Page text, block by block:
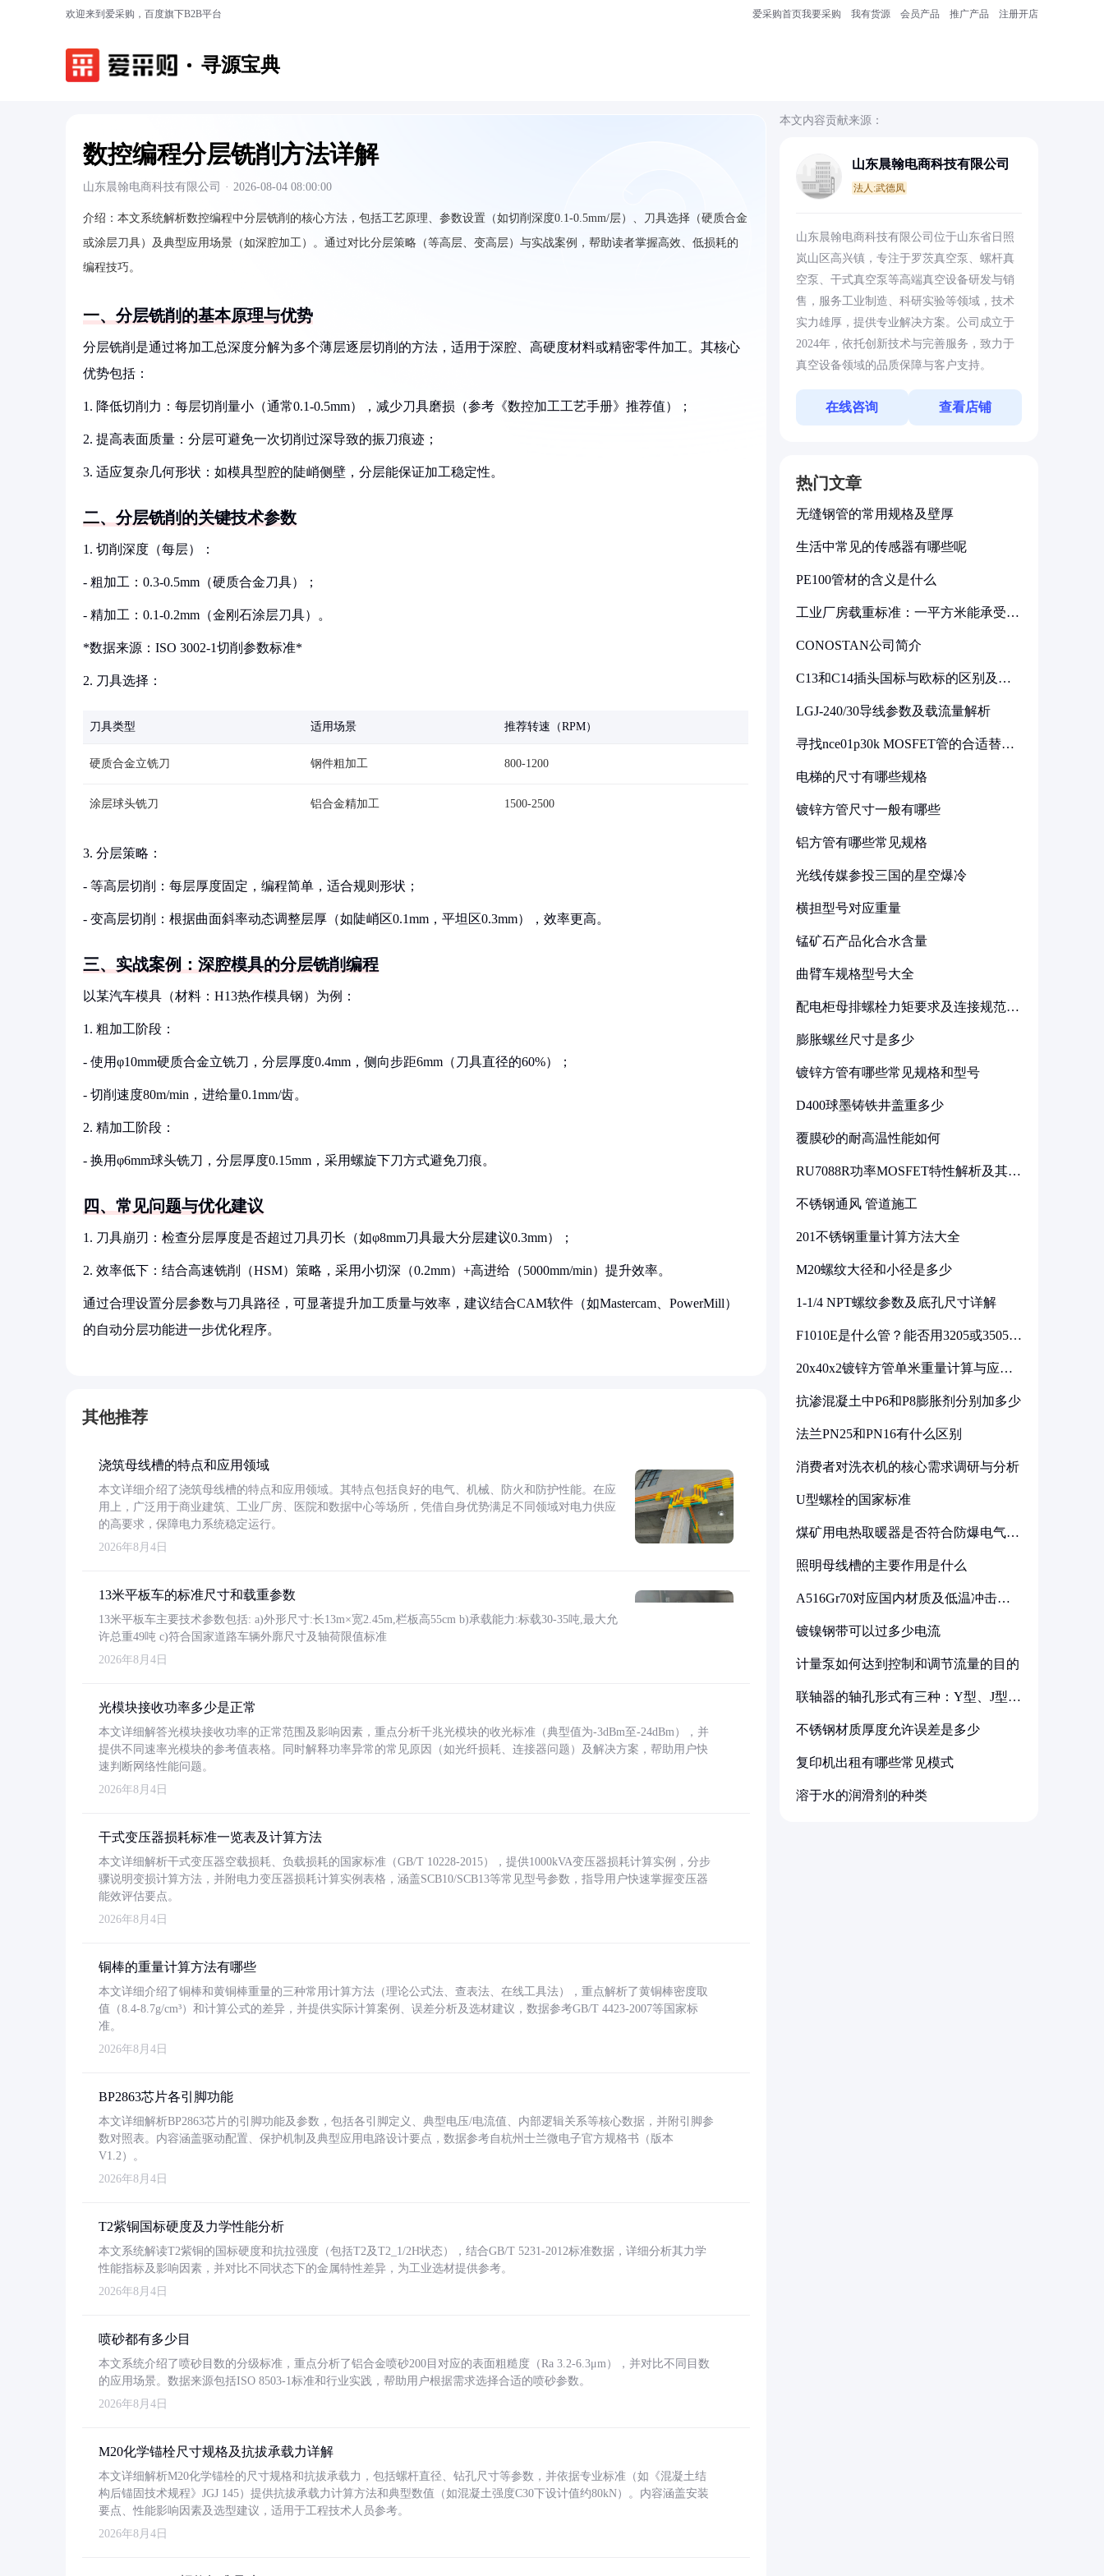
欢迎来到爱采购，百度旗下B2B平台 爱采购首页我要采购 我有货源 会员产品 推广产品 注册开店
寻源宝典
数控编程分层铣削方法详解
山东晨翰电商科技有限公司 · 2026-08-04 08:00:00
介绍： 本文系统解析数控编程中分层铣削的核心方法，包括工艺原理、参数设置（如切削深度0.1-0.5mm/层）、刀具选择（硬质合金
或涂层刀具）及典型应用场景（如深腔加工）。通过对比分层策略（等高层、变高层）与实战案例，帮助读者掌握高效、低损耗的
编程技巧。
一、分层铣削的基本原理与优势
分层铣削是通过将加工总深度分解为多个薄层逐层切削的方法，适用于深腔、高硬度材料或精密零件加工。其核心
优势包括：
1. 降低切削力：每层切削量小（通常0.1-0.5mm），减少刀具磨损（参考《数控加工工艺手册》推荐值）；
2. 提高表面质量：分层可避免一次切削过深导致的振刀痕迹；
3. 适应复杂几何形状：如模具型腔的陡峭侧壁，分层能保证加工稳定性。
二、分层铣削的关键技术参数
1. 切削深度（每层）：
- 粗加工：0.3-0.5mm（硬质合金刀具）；
- 精加工：0.1-0.2mm（金刚石涂层刀具）。
*数据来源：ISO 3002-1切削参数标准*
2. 刀具选择：
刀具类型 适用场景 推荐转速（RPM）
硬质合金立铣刀 钢件粗加工 800-1200
涂层球头铣刀 铝合金精加工 1500-2500
3. 分层策略：
- 等高层切削：每层厚度固定，编程简单，适合规则形状；
- 变高层切削：根据曲面斜率动态调整层厚（如陡峭区0.1mm，平坦区0.3mm），效率更高。
三、实战案例：深腔模具的分层铣削编程
以某汽车模具（材料：H13热作模具钢）为例：
1. 粗加工阶段：
- 使用φ10mm硬质合金立铣刀，分层厚度0.4mm，侧向步距6mm（刀具直径的60%）；
- 切削速度80m/min，进给量0.1mm/齿。
2. 精加工阶段：
- 换用φ6mm球头铣刀，分层厚度0.15mm，采用螺旋下刀方式避免刀痕。
四、常见问题与优化建议
1. 刀具崩刃：检查分层厚度是否超过刀具刃长（如φ8mm刀具最大分层建议0.3mm）；
2. 效率低下：结合高速铣削（HSM）策略，采用小切深（0.2mm）+高进给（5000mm/min）提升效率。
通过合理设置分层参数与刀具路径，可显著提升加工质量与效率，建议结合CAM软件（如Mastercam、PowerMill）
的自动分层功能进一步优化程序。
其他推荐
浇筑母线槽的特点和应用领域
本文详细介绍了浇筑母线槽的特点和应用领域。其特点包括良好的电气、机械、防火和防护性能。在应
用上，广泛用于商业建筑、工业厂房、医院和数据中心等场所，凭借自身优势满足不同领域对电力供应
的高要求，保障电力系统稳定运行。
2026年8月4日
13米平板车的标准尺寸和载重参数
13米平板车主要技术参数包括: a)外形尺寸:长13m×宽2.45m,栏板高55cm b)承载能力:标载30-35吨,最大允
许总重49吨 c)符合国家道路车辆外廓尺寸及轴荷限值标准
2026年8月4日
光模块接收功率多少是正常
本文详细解答光模块接收功率的正常范围及影响因素，重点分析千兆光模块的收光标准（典型值为-3dBm至-24dBm），并
提供不同速率光模块的参考值表格。同时解释功率异常的常见原因（如光纤损耗、连接器问题）及解决方案，帮助用户快
速判断网络性能问题。
2026年8月4日
干式变压器损耗标准一览表及计算方法
本文详细解析干式变压器空载损耗、负载损耗的国家标准（GB/T 10228-2015），提供1000kVA变压器损耗计算实例，分步
骤说明变损计算方法，并附电力变压器损耗计算实例表格，涵盖SCB10/SCB13等常见型号参数，指导用户快速掌握变压器
能效评估要点。
2026年8月4日
铜棒的重量计算方法有哪些
本文详细介绍了铜棒和黄铜棒重量的三种常用计算方法（理论公式法、查表法、在线工具法），重点解析了黄铜棒密度取
值（8.4-8.7g/cm³）和计算公式的差异，并提供实际计算案例、误差分析及选材建议，数据参考GB/T 4423-2007等国家标
准。
2026年8月4日
BP2863芯片各引脚功能
本文详细解析BP2863芯片的引脚功能及参数，包括各引脚定义、典型电压/电流值、内部逻辑关系等核心数据，并附引脚参
数对照表。内容涵盖驱动配置、保护机制及典型应用电路设计要点，数据参考自杭州士兰微电子官方规格书（版本
V1.2）。
2026年8月4日
T2紫铜国标硬度及力学性能分析
本文系统解读T2紫铜的国标硬度和抗拉强度（包括T2及T2_1/2H状态），结合GB/T 5231-2012标准数据，详细分析其力学
性能指标及影响因素，并对比不同状态下的金属特性差异，为工业选材提供参考。
2026年8月4日
喷砂都有多少目
本文系统介绍了喷砂目数的分级标准，重点分析了铝合金喷砂200目对应的表面粗糙度（Ra 3.2-6.3μm），并对比不同目数
的应用场景。数据来源包括ISO 8503-1标准和行业实践，帮助用户根据需求选择合适的喷砂参数。
2026年8月4日
M20化学锚栓尺寸规格及抗拔承载力详解
本文详细解析M20化学锚栓的尺寸规格和抗拔承载力，包括螺杆直径、钻孔尺寸等参数，并依据专业标准（如《混凝土结
构后锚固技术规程》JGJ 145）提供抗拔承载力计算方法和典型数值（如混凝土强度C30下设计值约80kN）。内容涵盖安装
要点、性能影响因素及选型建议，适用于工程技术人员参考。
2026年8月4日
本文内容贡献来源：
山东晨翰电商科技有限公司
法人:武德凤
山东晨翰电商科技有限公司位于山东省日照
岚山区高兴镇，专注于罗茨真空泵、螺杆真
空泵、干式真空泵等高端真空设备研发与销
售，服务工业制造、科研实验等领域，技术
实力雄厚，提供专业解决方案。公司成立于
2024年，依托创新技术与完善服务，致力于
真空设备领域的品质保障与客户支持。
在线咨询 查看店铺
热门文章
无缝钢管的常用规格及壁厚
生活中常见的传感器有哪些呢
PE100管材的含义是什么
工业厂房载重标准：一平方米能承受多
CONOSTAN公司简介
C13和C14插头国标与欧标的区别及其
LGJ-240/30导线参数及载流量解析
寻找nce01p30k MOSFET管的合适替代
电梯的尺寸有哪些规格
镀锌方管尺寸一般有哪些
铝方管有哪些常见规格
光线传媒参投三国的星空爆冷
横担型号对应重量
锰矿石产品化合水含量
曲臂车规格型号大全
配电柜母排螺栓力矩要求及连接规范详
膨胀螺丝尺寸是多少
镀锌方管有哪些常见规格和型号
D400球墨铸铁井盖重多少
覆膜砂的耐高温性能如何
RU7088R功率MOSFET特性解析及其在
不锈钢通风 管道施工
201不锈钢重量计算方法大全
M20螺纹大径和小径是多少
1-1/4 NPT螺纹参数及底孔尺寸详解
F1010E是什么管？能否用3205或3505代
20x40x2镀锌方管单米重量计算与应用
抗渗混凝土中P6和P8膨胀剂分别加多少
法兰PN25和PN16有什么区别
消费者对洗衣机的核心需求调研与分析
U型螺栓的国家标准
煤矿用电热取暖器是否符合防爆电气设
照明母线槽的主要作用是什么
A516Gr70对应国内材质及低温冲击要
镀镍钢带可以过多少电流
计量泵如何达到控制和调节流量的目的
联轴器的轴孔形式有三种：Y型、J型、
不锈钢材质厚度允许误差是多少
复印机出租有哪些常见模式
溶于水的润滑剂的种类